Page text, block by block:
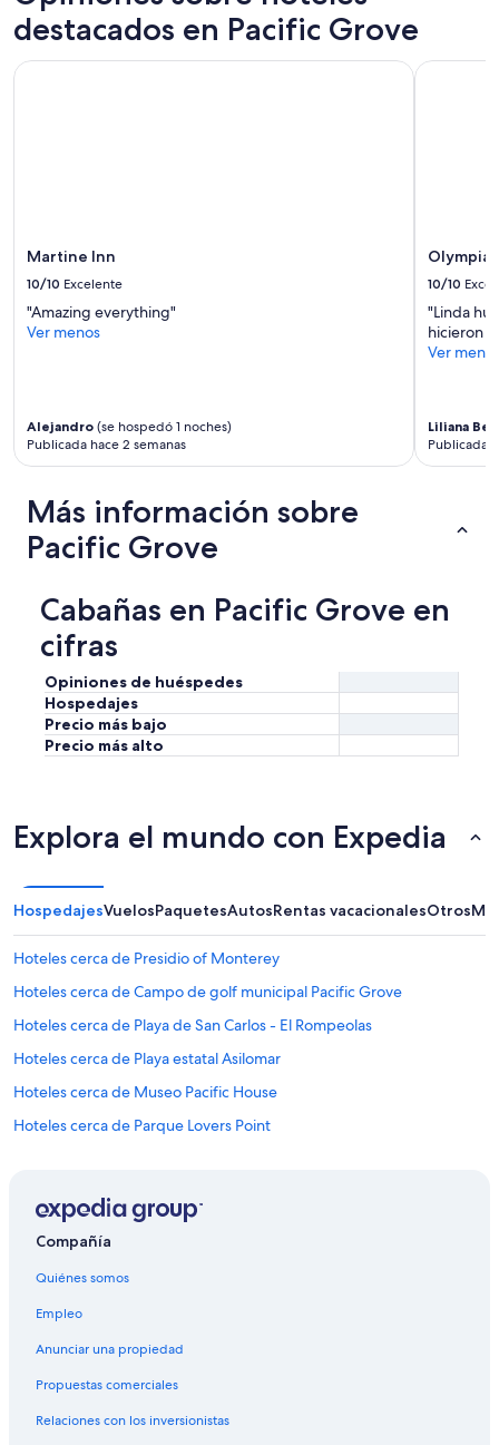
destacados en Pacific Grove
Martine Inn
10/10 Excelente
"Amazing everything"
Ver menos
Alejandro (se hospedó 1 noches)
Publicada hace 2 semanas
Martine Inn
Olympia
10/10
"Linda
hicieron
Ver
Liliana
Publicada
Olympia
Más información sobre
Pacific Grove
Cabañas en Pacific Grove en
cifras
Opiniones de huéspedes
Hospedajes
Precio más bajo
Precio más alto
Explora el mundo con Expedia
HospedajesVuelosPaquetesAutosRentas vacacionalesOtros
Hoteles cerca de Presidio of Monterey
Hoteles cerca de Campo de golf municipal Pacific Grove
Hoteles cerca de Playa de San Carlos - El Rompeolas
Hoteles cerca de Playa estatal Asilomar
Hoteles cerca de Museo Pacific House
Hoteles cerca de Parque Lovers Point
Casas de ciudad en Seaside
Condominios en Seaside
Apartamentos en Seaside
Moteles en Seaside
Cabañas en Del Monte Forest
Compañía
Quiénes somos
Empleo
Anunciar una propiedad
Propuestas comerciales
Relaciones con los inversionistas